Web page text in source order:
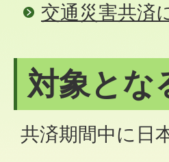
交通災害共済
対象とな
共済期間中に日